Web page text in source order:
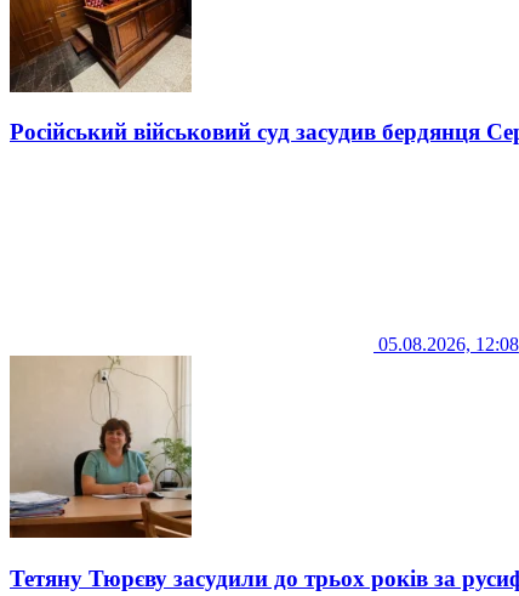
Російський військовий суд засудив бердянця
05.08.2026, 12:08
Тетяну Тюрєву засудили до трьох років за